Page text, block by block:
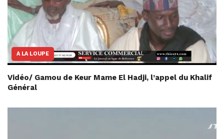
A LA LOUPE
Vidéo/ Gamou de Keur Mame El Hadji, l’appel du Khalif
Général